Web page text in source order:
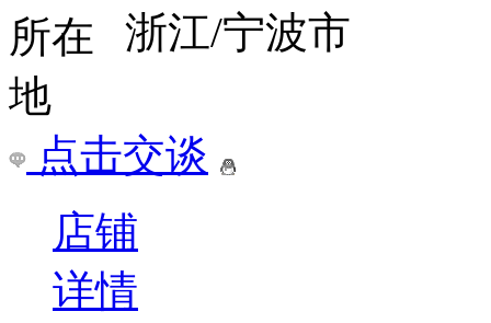
浙江/宁波市
点击交谈
店铺
详情